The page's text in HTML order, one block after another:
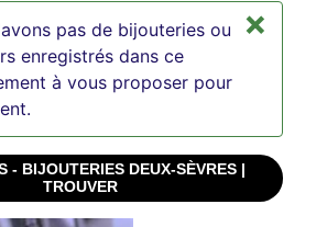
×
pas de bijouteries ou
enregistrés dans ce
à vous proposer pour
- BIJOUTERIES DEUX-SÈVRES |
TROUVER